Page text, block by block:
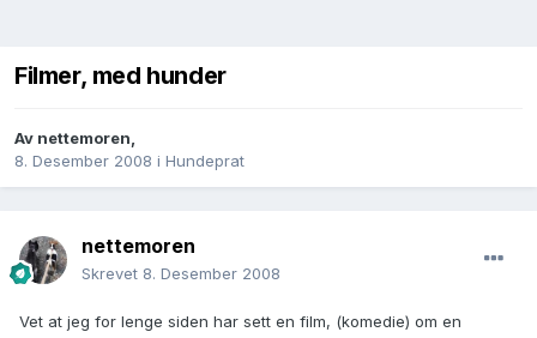
Filmer, med hunder
Av nettemoren,
8. Desember 2008 i Hundeprat
nettemoren
Skrevet 8. Desember 2008
Vet at jeg for lenge siden har sett en film, (komedie) om en